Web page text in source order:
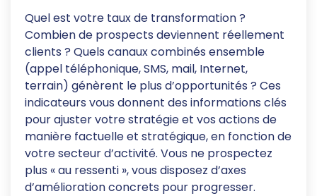
Quel est votre taux de transformation ?
Combien de prospects deviennent réellement
clients ? Quels canaux combinés ensemble
(appel téléphonique, SMS, mail, Internet,
terrain) génèrent le plus d’opportunités ? Ces
indicateurs vous donnent des informations clés
pour ajuster votre stratégie et vos actions de
manière factuelle et stratégique, en fonction de
votre secteur d’activité. Vous ne prospectez
plus « au ressenti », vous disposez d’axes
d’amélioration concrets pour progresser.